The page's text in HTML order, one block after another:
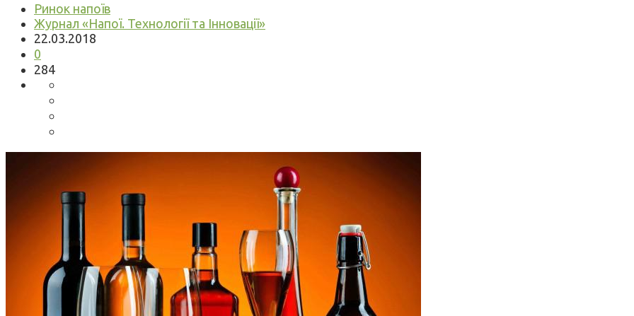
Ринок напоїв
Журнал «Напої. Технології та Інновації»
22.03.2018
0
284